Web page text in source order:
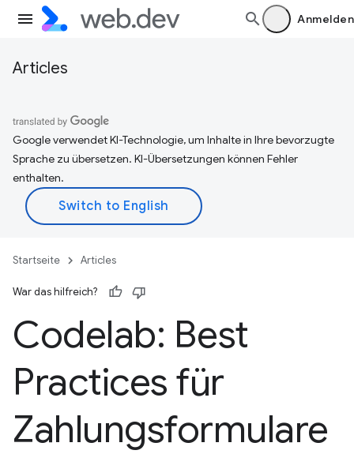
Anmelden
Articles
Google verwendet KI-Technologie, um Inhalte in Ihre bevorzugte
Sprache zu übersetzen. KI-Übersetzungen können Fehler
enthalten.
Startseite Articles
War das hilfreich?
Codelab: Best
Practices für
Zahlungsformulare